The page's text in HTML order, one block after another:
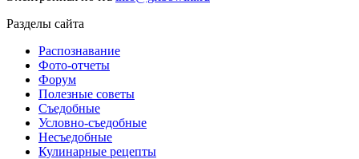
Разделы сайта
Распознавание
Фото-отчеты
Форум
Полезные советы
Съедобные
Условно-съедобные
Несъедобные
Кулинарные рецепты